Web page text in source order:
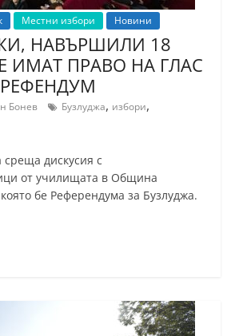
Местни избори Новини
НАВЪРШИЛИ 18
ИМАТ ПРАВО НА ГЛАС
Бонев Бузлуджа, избори,
дискусия с
от училищата в Община
бе Референдума за Бузлуджа.